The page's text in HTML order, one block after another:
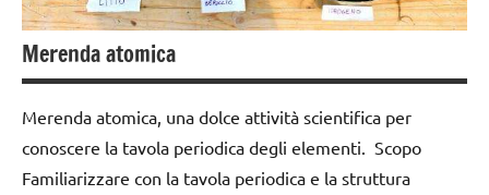
DIDATTICA
MONTESSORI
SCIENZE
TUTTI GLI
ARGOMENTI
PER ETA'
3 ai
6
anni
6
anni
cucinare
ESPERIMENTI
E ATTIVITA'
STEM
ESPERIMENTI
SCIENTIFICI
Merenda atomica
Merenda atomica, una dolce attività scientifica per
conoscere la tavola periodica degli elementi. Scopo
Familiarizzare con la tavola periodica e la struttura